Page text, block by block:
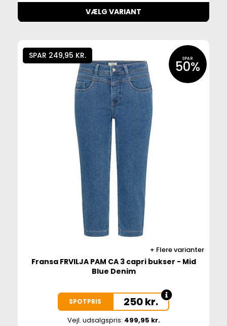
VÆLG VARIANT
SPAR 249,95 KR. SPAR
50%
Flere varianter
Fransa FRVILJA PAM CA 3 capri bukser - Mid
Blue Denim
SPOTPRIS 250kr.
Vejl. udsalgspris: 499,95 kr.